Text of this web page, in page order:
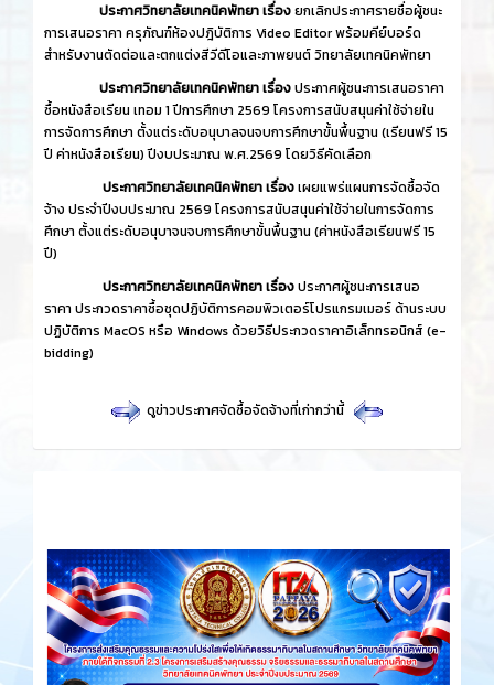
ประกาศวิทยาลัยเทคนิคพัทยา เรื่องยกเลิกประกาศรายชื่อผู้ชนะ
การเสนอราคา ครุภัณฑ์ห้องปฎิบัติการ Video Editor พร้อมคีย์บอร์ด
สำหรับงานตัดต่อและตกแต่งสีวีดีโอและภาพยนต์ วิทยาลัยเทคนิคพัทยา
ประกาศวิทยาลัยเทคนิคพัทยา เรื่องประกาศผู้ชนะการเสนอราคา
ซื้อหนังสือเรียน เทอม 1 ปีการศึกษา 2569 โครงการสนับสนุนค่าใช้จ่ายใน
การจัดการศึกษา ตั้งแต่ระดับอนุบาลจนจบการศึกษาขั้นพื้นฐาน (เรียนฟรี 15
ปี ค่าหนังสือเรียน) ปีงบประมาณ พ.ศ.2569 โดยวิธีคัดเลือก
ประกาศวิทยาลัยเทคนิคพัทยา เรื่องเผยแพร่แผนการจัดซื้อจัด
จ้าง ประจำปีงบประมาณ 2569 โครงการสนับสนุนค่าใช้จ่ายในการจัดการ
ศึกษา ตั้งแต่ระดับอนุบาจนจบการศึกษาขั้นพื้นฐาน (ค่าหนังสือเรียนฟรี 15
ปี)
ประกาศวิทยาลัยเทคนิคพัทยา เรื่องประกาศผู้ชนะการเสนอ
ราคา ประกวดราคาซื้อชุดปฏิบัติการคอมพิวเตอร์โปรแกรมเมอร์ ด้านระบบ
ปฏิบัติการ MacOS หรือ Windows ด้วยวิธีประกวดราคาอิเล็กทรอนิกส์ (e-
bidding)
ดูข่าวประกาศจัดซื้อจัดจ้างที่เก่ากว่านี้